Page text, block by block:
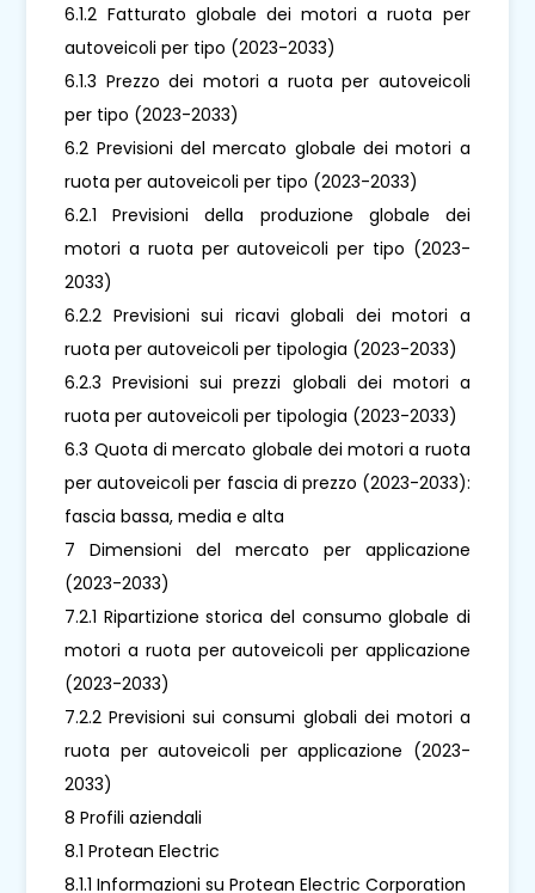
6.1.2 Fatturato globale dei motori a ruota per
autoveicoli per tipo (2023-2033)
6.1.3 Prezzo dei motori a ruota per autoveicoli
per tipo (2023-2033)
6.2 Previsioni del mercato globale dei motori a
ruota per autoveicoli per tipo (2023-2033)
6.2.1 Previsioni della produzione globale dei
motori a ruota per autoveicoli per tipo (2023-
2033)
6.2.2 Previsioni sui ricavi globali dei motori a
ruota per autoveicoli per tipologia (2023-2033)
6.2.3 Previsioni sui prezzi globali dei motori a
ruota per autoveicoli per tipologia (2023-2033)
6.3 Quota di mercato globale dei motori a ruota
per autoveicoli per fascia di prezzo (2023-2033):
fascia bassa, media e alta
7 Dimensioni del mercato per applicazione
(2023-2033)
7.2.1 Ripartizione storica del consumo globale di
motori a ruota per autoveicoli per applicazione
(2023-2033)
7.2.2 Previsioni sui consumi globali dei motori a
ruota per autoveicoli per applicazione (2023-
2033)
8 Profili aziendali
8.1 Protean Electric
8.1.1 Informazioni su Protean Electric Corporation